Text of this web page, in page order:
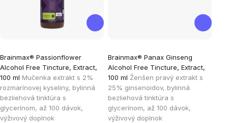
Brainmax® Passionflower
Alcohol Free Tincture, Extract,
100 ml Mučenka extrakt s 2%
rozmarínovej kyseliny, bylinná
bezliehová tinktúra s
glycerínom, až 100 dávok,
výživový doplnok
Brainmax® Panax Ginseng
Alcohol Free Tincture, Extract,
100 ml Ženšen pravý extrakt s
25% ginsenoidov, bylinná
bezliehová tinktúra s
glycerínom, až 100 dávok,
výživový doplnok